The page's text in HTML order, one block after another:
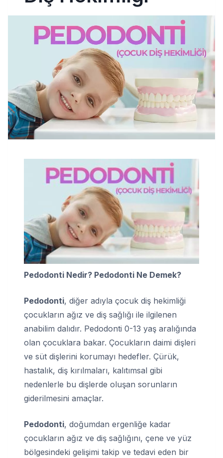
Pedodonti Nedir? Pedodonti Ne Demek?
Pedodonti, diğer adıyla çocuk diş hekimliği
çocukların ağız ve diş sağlığı ile ilgilenen
anabilim dalıdır. Pedodonti 0-13 yaş aralığında
olan çocuklara bakar. Çocukların daimi dişleri
ve süt dişlerini korumayı hedefler. Çürük,
hastalık, diş kırılmaları, kalıtımsal gibi
nedenlerle bu dişlerde oluşan sorunların
giderilmesini amaçlar.
Pedodonti, doğumdan ergenliğe kadar
çocukların ağız ve diş sağlığını, çene ve yüz
bölgesindeki gelişimi takip ve tedavi eden bir